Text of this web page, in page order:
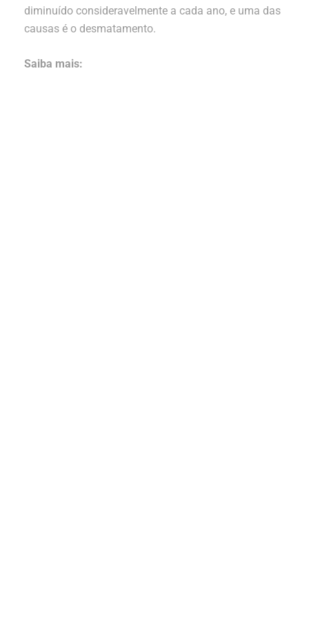
diminuído consideravelmente a cada ano, e uma das
causas é o desmatamento.
Saiba mais: